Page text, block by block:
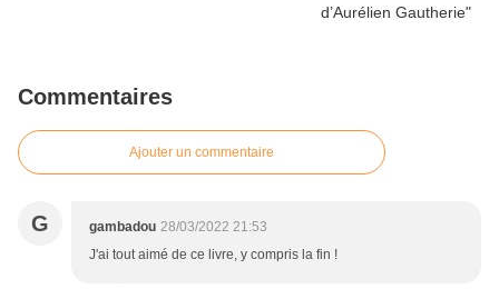
Commentaires
Ajouter un commentaire
G gambadou 28/03/2022 21:53
J'ai tout aimé de ce livre, y compris la fin !